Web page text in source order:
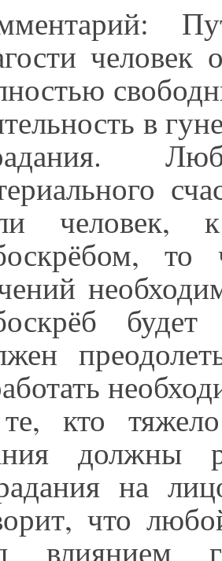
в
человек,
то
кто тяжело
должны
на
что
влиянием